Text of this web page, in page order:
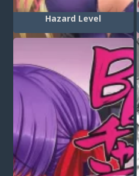
Hazard Level